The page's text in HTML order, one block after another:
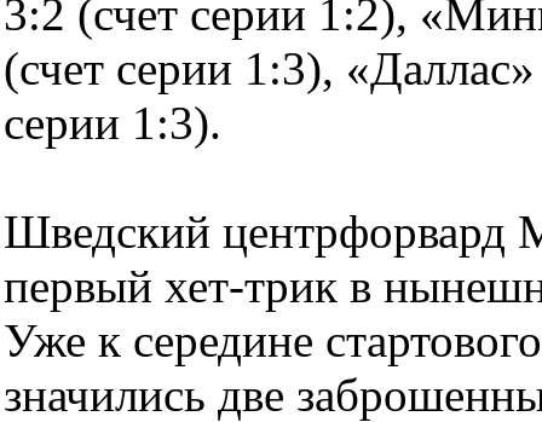
3:2 (счет серии 1:2),
(счет серии 1:3),
серии 1:3).
Шведский центрфорвард
первый хет-трик в
Уже к середине
значились две